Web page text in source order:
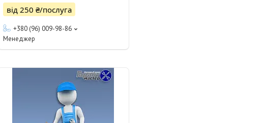
від 250 ₴/послуга
+380 (96) 009-98-86
Менеджер